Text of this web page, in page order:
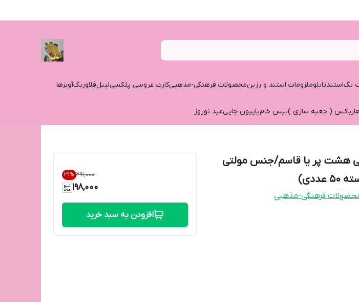
بگاستندتابلوملزومات استند و رزینمحصولات فرهنگی-مذهبیکارت عروسی پلکسیلیبلفلاوربگآویزها
( جعبه سازی )بیس خامپاپیون چاپیعید نوروز
هشت پر یا قاسم/جنس مولتی
فرهنگی-مذهبی
۲۹۱٬۰۰۰ 31%
198,000
افزودن به سبد خرید